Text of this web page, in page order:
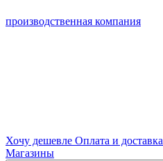
производственная компания
Хочу дешевле Оплата и доставка
Магазины